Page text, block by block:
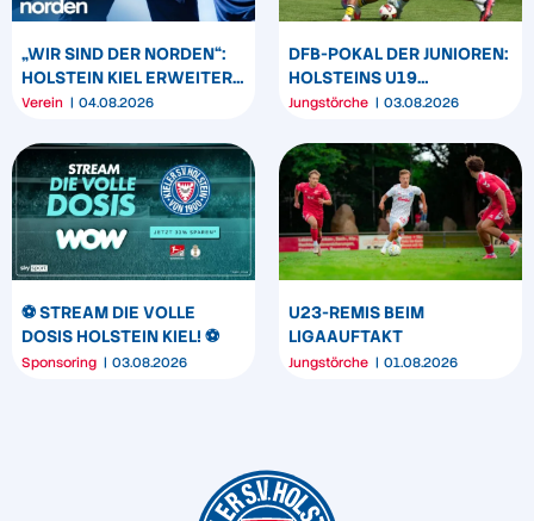
„WIR SIND DER NORDEN“:
HOLSTEIN KIEL ERWEITERT
SEIN MARKENBILD
Verein 04.08.2026
DFB-POKAL DER JUNIOREN:
HOLSTEINS U19
TRIUMPHIERT IN
Jungstörche 03.08.2026
⚽️ STREAM DIE VOLLE
DOSIS HOLSTEIN KIEL! ⚽️
Sponsoring 03.08.2026
U23-REMIS BEIM
LIGAAUFTAKT
Jungstörche 01.08.2026